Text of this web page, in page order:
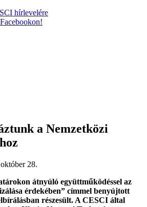
hírlevelére
a Nemzetközi
28.
átnyúló együttműködéssel az
érdekében” címmel benyújtott
részesült. A CESCI által